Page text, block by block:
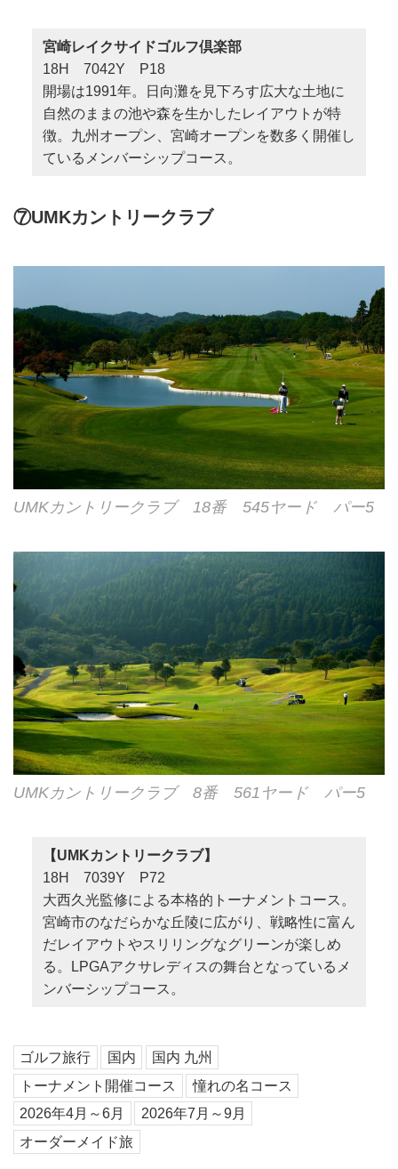
宮崎レイクサイドゴルフ倶楽部
18H 7042Y P18
開場は1991年。日向灘を見下ろす広大な土地に
自然のままの池や森を生かしたレイアウトが特
徴。九州オープン、宮崎オープンを数多く開催し
ているメンバーシップコース。
⑦UMKカントリークラブ
UMKカントリークラブ 18番 545ヤード パー5
UMKカントリークラブ 8番 561ヤード パー5
【UMKカントリークラブ】
18H 7039Y P72
大西久光監修による本格的トーナメントコース。
宮崎市のなだらかな丘陵に広がり、戦略性に富ん
だレイアウトやスリリングなグリーンが楽しめ
る。LPGAアクサレディスの舞台となっているメ
ンバーシップコース。
ゴルフ旅行 国内
国内 九州
トーナメント開催コース
憧れの名コース
2026年4月～6月
2026年7月～9月
オーダーメイド旅